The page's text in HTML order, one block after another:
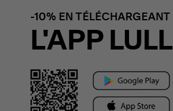
-10% EN TÉLÉCHARGEANT
L'APP LULLI